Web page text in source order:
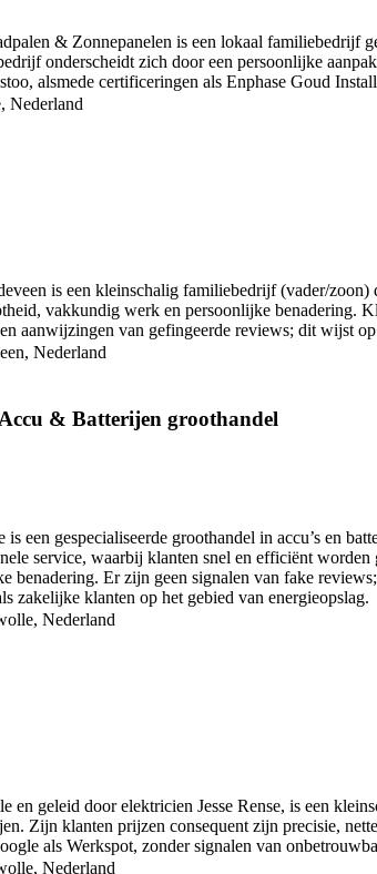
& Zonnepanelen is een lokaal familiebedrijf
onderscheidt zich door een persoonlijke
alsmede certificeringen als Enphase Goud
Nederland
is een kleinschalig familiebedrijf (vader/
vakkundig werk en persoonlijke benadering.
aanwijzingen van gefingeerde reviews; dit wijst
Nederland
& Batterijen groothandel
een gespecialiseerde groothandel in accu’s en
service, waarbij klanten snel en efficiënt
benadering. Er zijn geen signalen van fake
zakelijke klanten op het gebied van energieopslag.
Nederland
en geleid door elektricien Jesse Rense, is een
Zijn klanten prijzen consequent zijn precisie,
als Werkspot, zonder signalen van
Nederland